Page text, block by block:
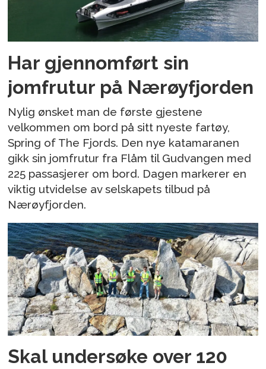
Har gjennomført sin
jomfrutur på Nærøyfjorden
Nylig ønsket man de første gjestene
velkommen om bord på sitt nyeste fartøy,
Spring of The Fjords. Den nye katamaranen
gikk sin jomfrutur fra Flåm til Gudvangen med
225 passasjerer om bord. Dagen markerer en
viktig utvidelse av selskapets tilbud på
Nærøyfjorden.
Skal undersøke over 120